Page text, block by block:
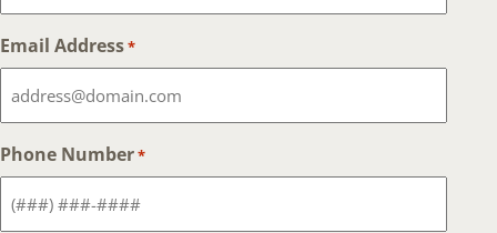
Email Address*
Phone Number*